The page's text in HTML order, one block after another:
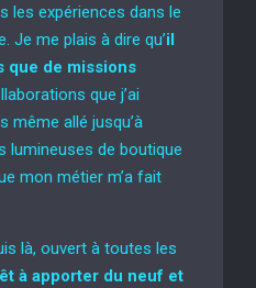
les expériences dans le
Je me plais à dire qu’il
que de missions
que j’ai
même allé jusqu’à
lumineuses de boutique
mon métier m’a fait
là, ouvert à toutes les
à apporter du neuf et